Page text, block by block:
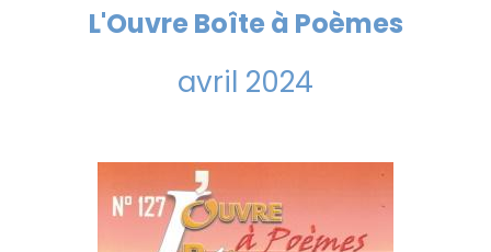
L'Ouvre Boîte à Poèmes
avril 2024